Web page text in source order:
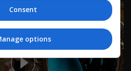
Consent
options